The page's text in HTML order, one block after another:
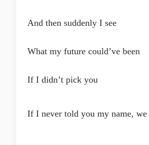
And then suddenly I see
What my future could’ve been
If I didn’t pick you
If I never told you my name, we